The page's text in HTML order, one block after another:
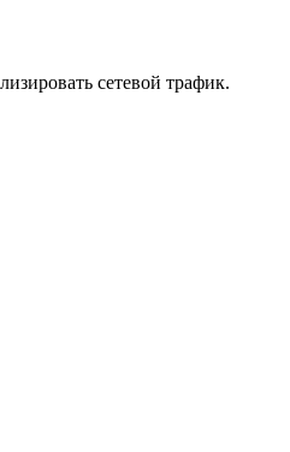
сетевой трафик.